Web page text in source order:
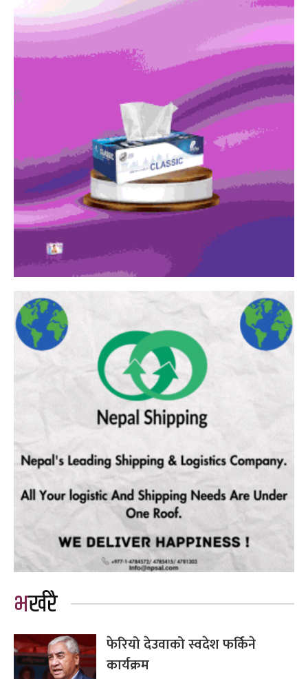
भर्खरै
फेरियो देउवाको स्वदेश फर्किने
कार्यक्रम